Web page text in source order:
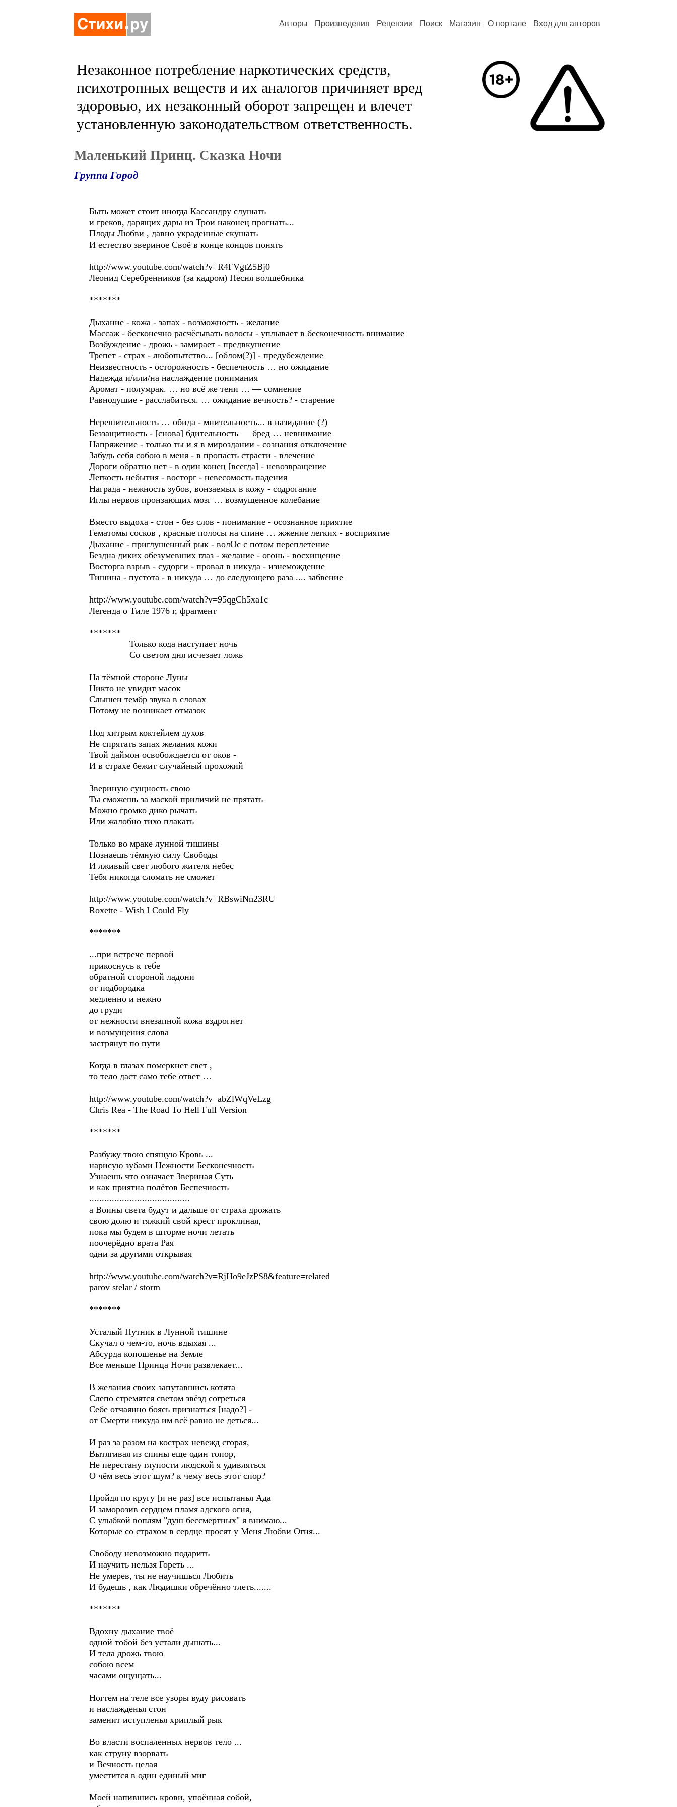
Авторы Произведения Рецензии Поиск Магазин О портале Вход для авторов
Незаконное потребление наркотических средств,
психотропных веществ и их аналогов причиняет вред
здоровью, их незаконный оборот запрещен и влечет
установленную законодательством ответственность.
Маленький Принц. Сказка Ночи
Группа Город
Быть может стоит иногда Кассандру слушать
и греков, дарящих дары из Трои наконец прогнать...
Плоды Любви , давно украденные скушать
И естество звериное Своё в конце концов понять
http://www.youtube.com/watch?v=R4FVgtZ5Bj0
Леонид Серебренников (за кадром) Песня волшебника
*******
Дыхание - кожа - запах - возможность - желание
Массаж - бесконечно расчёсывать волосы - уплывает в бесконечность внимание
Возбуждение - дрожь - замирает - предвкушение
Трепет - страх - любопытство... [облом(?)] - предубеждение
Неизвестность - осторожность - беспечность … но ожидание
Надежда и/или/на наслаждение понимания
Аромат - полумрак. … но всё же тени … — сомнение
Равнодушие - расслабиться. … ожидание вечность? - старение
Нерешительность … обида - мнительность... в назидание (?)
Беззащитность - [снова] бдительность — бред … невнимание
Напряжение - только ты и я в мироздании - сознания отключение
Забудь себя собою в меня - в пропасть страсти - влечение
Дороги обратно нет - в один конец [всегда] - невозвращение
Легкость небытия - восторг - невесомость падения
Награда - нежность зубов, вонзаемых в кожу - содрогание
Иглы нервов пронзающих мозг … возмущенное колебание
Вместо выдоха - стон - без слов - понимание - осознанное приятие
Гематомы сосков , красные полосы на спине … жжение легких - восприятие
Дыхание - приглушенный рык - волОс с потом переплетение
Бездна диких обезумевших глаз - желание - огонь - восхищение
Восторга взрыв - судорги - провал в никуда - изнемождение
Тишина - пустота - в никуда … до следующего раза .... забвение
http://www.youtube.com/watch?v=95qgCh5xa1c
Легенда о Тиле 1976 г, фрагмент
*******
Только кода наступает ночь
Со светом дня исчезает ложь
На тёмной стороне Луны
Никто не увидит масок
Слышен тембр звука в словах
Потому не возникает отмазок
Под хитрым коктейлем духов
Не спрятать запах желания кожи
Твой даймон освобождается от оков -
И в страхе бежит случайный прохожий
Звериную сущность свою
Ты сможешь за маской приличий не прятать
Можно громко дико рычать
Или жалобно тихо плакать
Только во мраке лунной тишины
Познаешь тёмную силу Свободы
И лживый свет любого жителя небес
Тебя никогда сломать не сможет
http://www.youtube.com/watch?v=RBswiNn23RU
Roxette - Wish I Could Fly
*******
...при встрече первой
прикоснусь к тебе
обратной стороной ладони
от подбородка
медленно и нежно
до груди
от нежности внезапной кожа вздрогнет
и возмущения слова
застрянут по пути
Когда в глазах померкнет свет ,
то тело даст само тебе ответ …
http://www.youtube.com/watch?v=abZlWqVeLzg
Chris Rea - The Road To Hell Full Version
*******
Разбужу твою спящую Кровь ...
нарисую зубами Нежности Бесконечность
Узнаешь что означает Звериная Суть
и как приятна полётов Беспечность
........................................
а Воины света будут и дальше от страха дрожать
свою долю и тяжкий свой крест проклиная,
пока мы будем в шторме ночи летать
поочерёдно врата Рая
одни за другими открывая
http://www.youtube.com/watch?v=RjHo9eJzPS8&feature=related
parov stelar / storm
*******
Усталый Путник в Лунной тишине
Скучал о чем-то, ночь вдыхая ...
Абсурда копошенье на Земле
Все меньше Принца Ночи развлекает...
В желания своих запутавшись котята
Слепо стремятся светом звёзд согреться
Себе отчаянно боясь признаться [надо?] -
от Смерти никуда им всё равно не деться...
И раз за разом на кострах невежд сгорая,
Вытягивая из спины еще один топор,
Не перестану глупости людской я удивляться
О чём весь этот шум? к чему весь этот спор?
Пройдя по кругу [и не раз] все испытанья Ада
И заморозив сердцем пламя адского огня,
С улыбкой воплям "душ бессмертных" я внимаю...
Которые со страхом в сердце просят у Меня Любви Огня...
Свободу невозможно подарить
И научить нельзя Гореть ...
Не умерев, ты не научишься Любить
И будешь , как Людишки обречённо тлеть.......
*******
Вдохну дыхание твоё
одной тобой без устали дышать...
И тела дрожь твою
собою всем
часами ощущать...
Ногтем на теле все узоры вуду рисовать
и наслажденья стон
заменит иступленья хриплый рык
Во власти воспаленных нервов тело ...
как струну взорвать
и Вечность целая
уместится в один единый миг
Моей напившись крови, упоённая собой,